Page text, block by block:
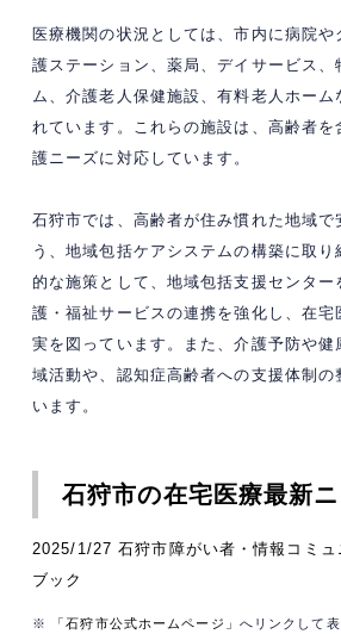
医療機関の状況としては、市内に病院や
護ステーション、薬局、デイサービス、
ム、介護老人保健施設、有料老人ホーム
れています。​これらの施設は、高齢者を
護ニーズに対応しています。
石狩市では、高齢者が住み慣れた地域で
う、地域包括ケアシステムの構築に取
的な施策として、地域包括支援センター
護・福祉サービスの連携を強化し、在宅
実を図っています。​また、介護予防や健
域活動や、認知症高齢者への支援体制の
います。​
石狩市の在宅医療最新
2025/1/27 石狩市障がい者・情報コミュ
ブック
※ 「石狩市公式ホームページ」 へリンクして表